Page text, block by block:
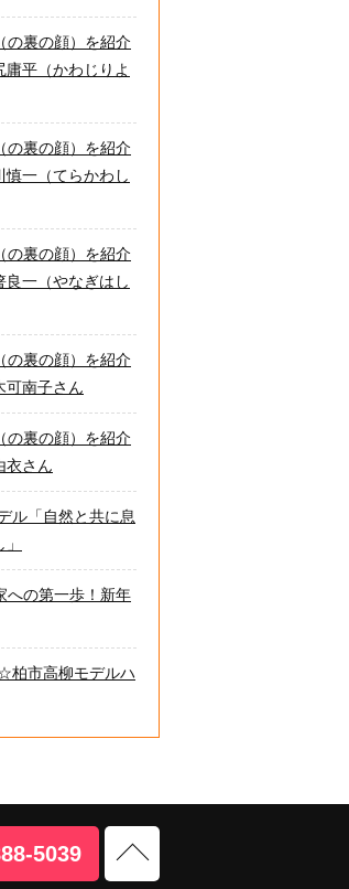
の裏の顔）を紹介
庸平（かわじりよ
の裏の顔）を紹介
慎一（てらかわし
の裏の顔）を紹介
良一（やなぎはし
の裏の顔）を紹介
可南子さん
の裏の顔）を紹介
衣さん
ル「自然と共に息
への第一歩！新年
柏市高柳モデルハ
5039